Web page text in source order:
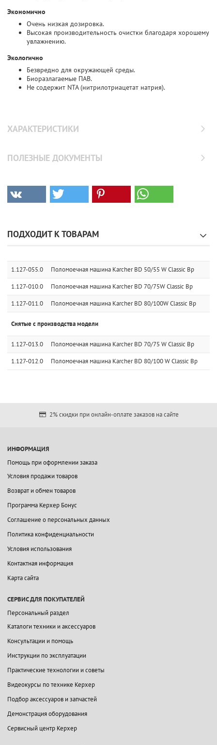
Экономично
Очень низкая дозировка.
Высокая производительность очистки благодаря хорошему
увлажнению.
Экологично
Безвредно для окружающей среды.
Биоразлагаемые ПАВ.
Не содержит NTA (нитрилотриацетат натрия).
ХАРАКТЕРИСТИКИ
ПОЛЕЗНЫЕ ДОКУМЕНТЫ
ПОДХОДИТ К ТОВАРАМ
1.127-055.0 Поломоечная машина Karcher BD 50/55 W Classic Bp
1.127-010.0 Поломоечная машина Karcher BD 70/75W Classic Bp
1.127-011.0 Поломоечная машина Karcher BD 80/100W Classic Bp
Снятые с производства модели
1.127-013.0 Поломоечная машина Karcher BD 70/75 W Classic Bp
1.127-012.0 Поломоечная машина Karcher BD 80/100 W Classic Bp
2% скидки при онлайн-оплате заказов на сайте
ИНФОРМАЦИЯ
Помощь при оформлении заказа
Условия продажи товаров
Возврат и обмен товаров
Программа Керхер Бонус
Соглашение о персональных данных
Политика конфиденциальности
Условия использования
Контактная информация
Карта сайта
СЕРВИС ДЛЯ ПОКУПАТЕЛЕЙ
Персональный раздел
Каталоги техники и аксессуаров
Консультации и помощь
Инструкции по эксплуатации
Практические технологии и советы
Видеокурсы по технике Керхер
Подбор аксессуаров и запчастей
Демонстрация оборудования
Сервисный центр Керхер